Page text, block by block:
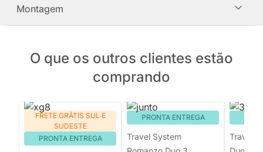
Montagem
O que os outros clientes estão
comprando
FRETE GRÁTIS SUL E
SUDESTE
PRONTA ENTREGA
PRONTA ENTREGA
Travel System
Travel